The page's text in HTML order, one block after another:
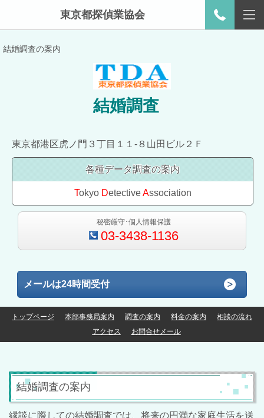
東京都探偵業協会
結婚調査の案内
結婚調査
東京都港区虎ノ門３丁目１１-８山田ビル２Ｆ
各種データ調査の案内
Tokyo DetectiveAssociation
秘密厳守･個人情報保護
03-3438-1136
メールは24時間受付
トップページ 本部事務局案内 調査の案内 料金の案内
相談の流れ
アクセス
お問合せメール
結婚調査の案内
縁談に際しての結婚調査では、将来の円満な家庭生活を送